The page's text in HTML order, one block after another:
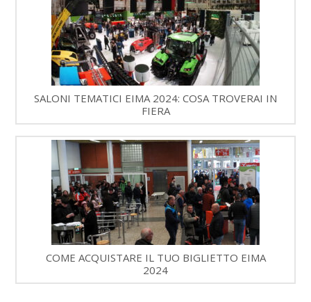
SALONI TEMATICI EIMA 2024: COSA TROVERAI IN
FIERA
COME ACQUISTARE IL TUO BIGLIETTO EIMA
2024